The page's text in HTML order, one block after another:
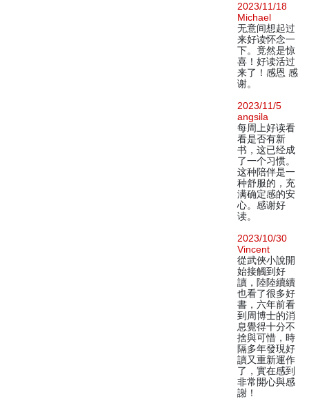
2023/11/18
Michael
无意间想起过
来好读怀念一
下。竟然是惊
喜！好读活过
来了！感恩 感
谢。
2023/11/5
angsila
每周上好读看
看是否有新
书，这已经成
了一个习惯。
这种陪伴是一
种舒服的，充
满确定感的安
心。感谢好
读。
2023/10/30
Vincent
從武俠小說開
始接觸到好
讀，陸陸續續
也看了很多好
書，六年前看
到周博士的消
息覺得十分不
捨與可惜，時
隔多年發現好
讀又重新運作
了，實在感到
非常開心與感
謝！